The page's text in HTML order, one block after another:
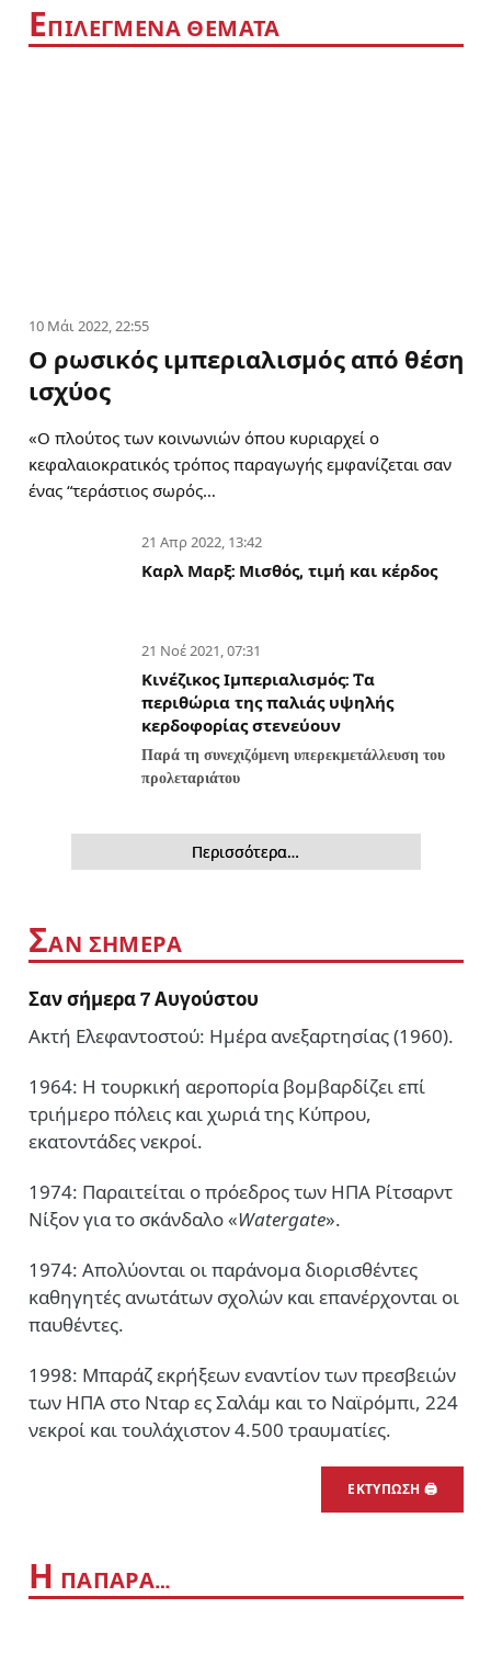
ΕΠΙΛΕΓΜΕΝΑ ΘΕΜΑΤΑ
10 Μάι 2022, 22:55
Ο ρωσικός ιμπεριαλισμός από θέση
ισχύος
«Ο πλούτος των κοινωνιών όπου κυριαρχεί ο
κεφαλαιοκρατικός τρόπος παραγωγής εμφανίζεται σαν
ένας “τεράστιος σωρός…
21 Απρ 2022, 13:42
Καρλ Μαρξ: Μισθός, τιμή και κέρδος
21 Νοέ 2021, 07:31
Κινέζικος Ιμπεριαλισμός: Tα
περιθώρια της παλιάς υψηλής
κερδοφορίας στενεύουν
Παρά τη συνεχιζόμενη υπερεκμετάλλευση του
προλεταριάτου
Περισσότερα…
ΣΑΝ ΣΗΜΕΡΑ
Σαν σήμερα 7 Αυγούστου
Ακτή Ελεφαντοστού: Ημέρα ανεξαρτησίας (1960).
1964: Η τουρκική αεροπορία βομβαρδίζει επί
τριήμερο πόλεις και χωριά της Κύπρου,
εκατοντάδες νεκροί.
1974: Παραιτείται ο πρόεδρος των ΗΠΑ Ρίτσαρντ
Νίξον για το σκάνδαλο «Watergate».
1974: Απολύονται οι παράνομα διορισθέντες
καθηγητές ανωτάτων σχολών και επανέρχονται οι
παυθέντες.
1998: Μπαράζ εκρήξεων εναντίον των πρεσβειών
των ΗΠΑ στο Νταρ ες Σαλάμ και το Ναϊρόμπι, 224
νεκροί και τουλάχιστον 4.500 τραυματίες.
ΕΚΤΥΠΩΣΗ 🖨
Η ΠΑΠΑΡΑ…